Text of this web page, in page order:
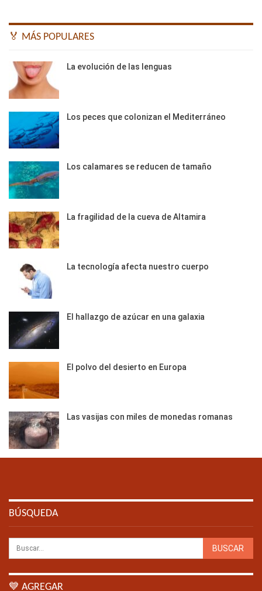
🏅 MÁS POPULARES
La evolución de las lenguas
Los peces que colonizan el Mediterráneo
Los calamares se reducen de tamaño
La fragilidad de la cueva de Altamira
La tecnología afecta nuestro cuerpo
El hallazgo de azúcar en una galaxia
El polvo del desierto en Europa
Las vasijas con miles de monedas romanas
BÚSQUEDA
💙 AGREGAR